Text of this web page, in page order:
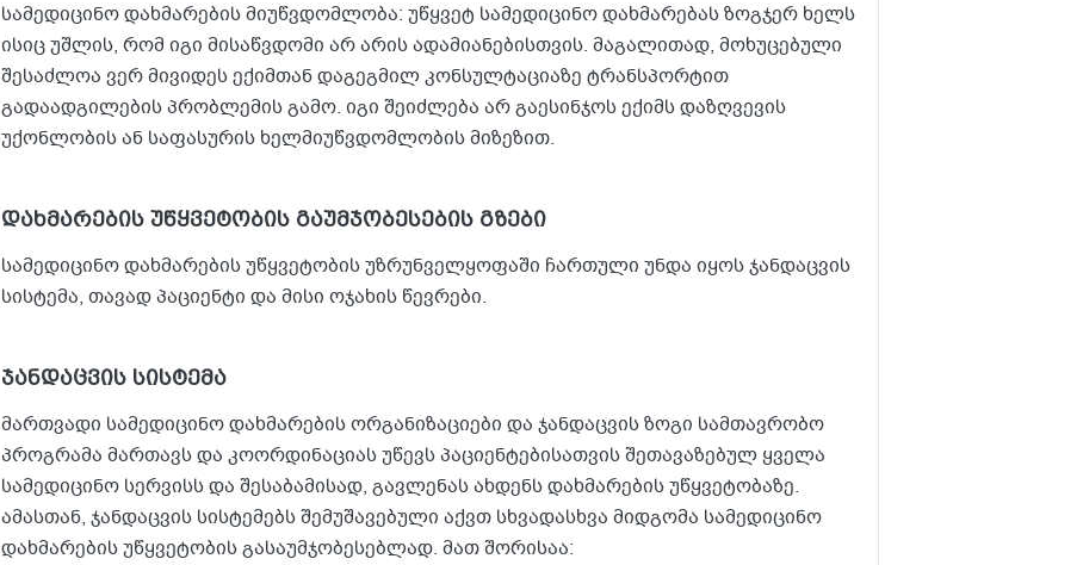
სამედიცინო დახმარების მიუწვდომლობა: უწყვეტ სამედიცინო დახმარებას ზოგჯერ ხელს
ისიც უშლის, რომ იგი მისაწვდომი არ არის ადამიანებისთვის. მაგალითად, მოხუცებული
შესაძლოა ვერ მივიდეს ექიმთან დაგეგმილ კონსულტაციაზე ტრანსპორტით
გადაადგილების პრობლემის გამო. იგი შეიძლება არ გაესინჯოს ექიმს დაზღვევის
უქონლობის ან საფასურის ხელმიუწვდომლობის მიზეზით.
დახმარების უწყვეტობის გაუმჯობესების გზები
სამედიცინო დახმარების უწყვეტობის უზრუნველყოფაში ჩართული უნდა იყოს ჯანდაცვის
სისტემა, თავად პაციენტი და მისი ოჯახის წევრები.
ჯანდაცვის სისტემა
მართვადი სამედიცინო დახმარების ორგანიზაციები და ჯანდაცვის ზოგი სამთავრობო
პროგრამა მართავს და კოორდინაციას უწევს პაციენტებისათვის შეთავაზებულ ყველა
სამედიცინო სერვისს და შესაბამისად, გავლენას ახდენს დახმარების უწყვეტობაზე.
ამასთან, ჯანდაცვის სისტემებს შემუშავებული აქვთ სხვადასხვა მიდგომა სამედიცინო
დახმარების უწყვეტობის გასაუმჯობესებლად. მათ შორისაა: